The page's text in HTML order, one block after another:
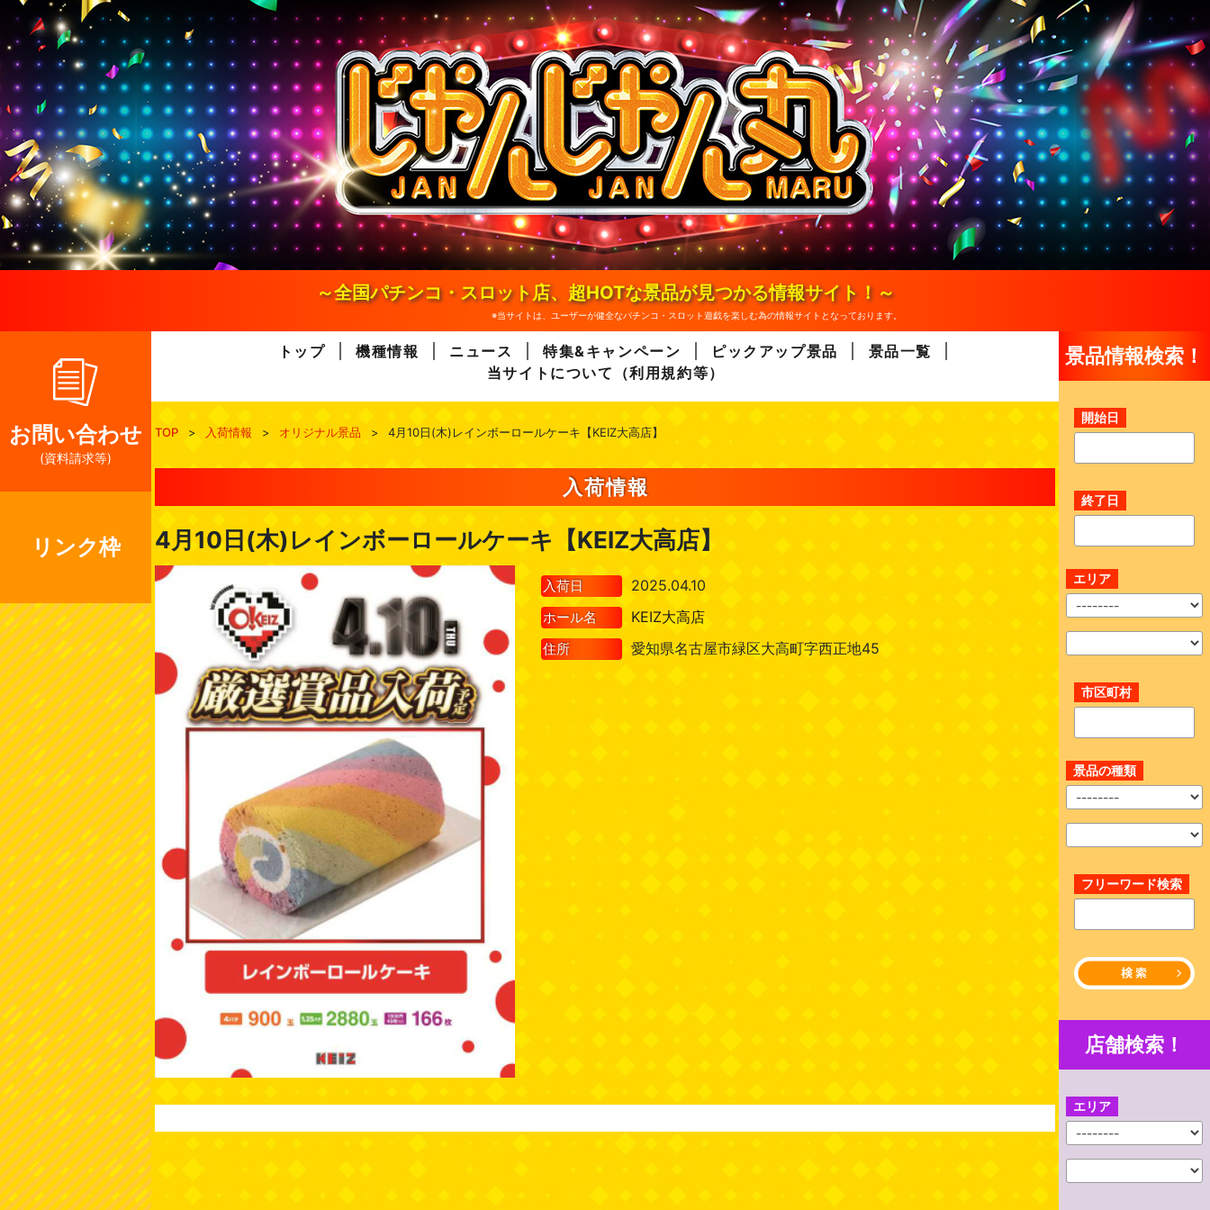
n
e
n
～全国パチンコ・スロット店、超HOTな景品が見つかる情報サイト！～
※当サイトは、ユーザーが健全なパチンコ・スロット遊戯を楽しむ為の情報サイトとなっております。
お問い合わせ
(資料請求等)
リンク枠
トップ 機種情報 ニュース 特集&キャンペーン ピックアップ景品
景品一覧
当サイトについて（利用規約等）
TOP > 入荷情報 > オリジナル景品 > 4月10日(木)レインボーロールケーキ【KEIZ大高店】
入荷情報
4月10日(木)レインボーロールケーキ【KEIZ大高店】
入荷日 2025.04.10
ホール名 KEIZ大高店
住所 愛知県名古屋市緑区大高町字西正地45
景品情報検索！
開始日
終了日
エリア
市区町村
景品の種類
フリーワード検索
店舗検索！
エリア